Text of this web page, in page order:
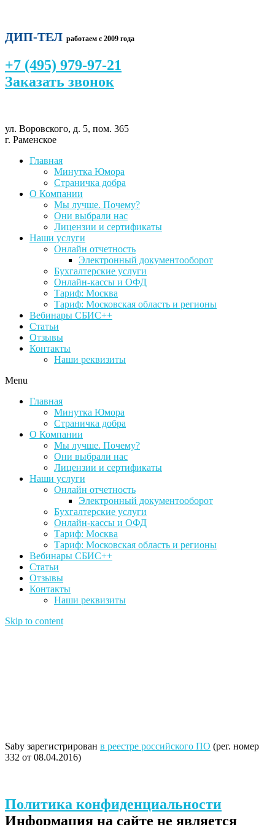
ДИП-ТЕЛ работаем с 2009 года
+7 (495) 979-97-21
Заказать звонок
ул. Воровского, д. 5, пом. 365
г. Раменское
Главная
Минутка Юмора
Страничка добра
О Компании
Мы лучше. Почему?
Они выбрали нас
Лицензии и сертификаты
Наши услуги
Онлайн отчетность
Электронный документооборот
Бухгалтерские услуги
Онлайн-кассы и ОФД
Тариф: Москва
Тариф: Московская область и регионы
Вебинары СБИС++
Статьи
Отзывы
Контакты
Наши реквизиты
Menu
Главная
Минутка Юмора
Страничка добра
О Компании
Мы лучше. Почему?
Они выбрали нас
Лицензии и сертификаты
Наши услуги
Онлайн отчетность
Электронный документооборот
Бухгалтерские услуги
Онлайн-кассы и ОФД
Тариф: Москва
Тариф: Московская область и регионы
Вебинары СБИС++
Статьи
Отзывы
Контакты
Наши реквизиты
Skip to content
Saby зарегистрирован в реестре российского ПО (рег. номер
332 от 08.04.2016)
Политика конфиденциальности
Информация на сайте не является